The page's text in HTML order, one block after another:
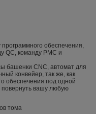
обеспечения,
QC, команду PMC и
башенки CNC, автомат для
конвейер, так же, как
обеспечения под одной
повернуть вашу любую
тома